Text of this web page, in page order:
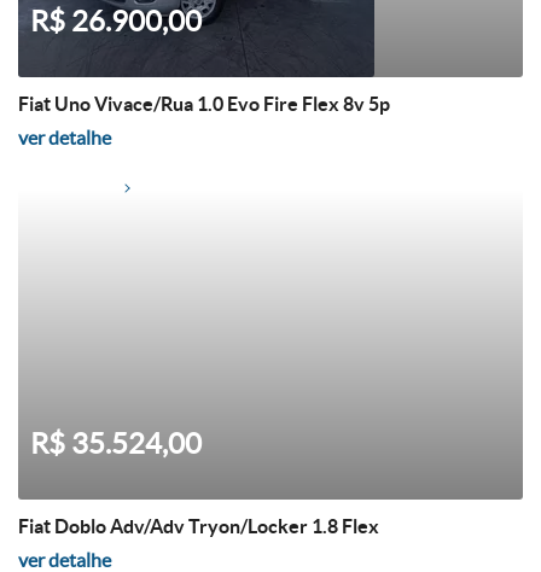
R$ 26.900,00
Fiat Uno Vivace/Rua 1.0 Evo Fire Flex 8v 5p
ver detalhe
R$ 35.524,00
Fiat Doblo Adv/Adv Tryon/Locker 1.8 Flex
ver detalhe